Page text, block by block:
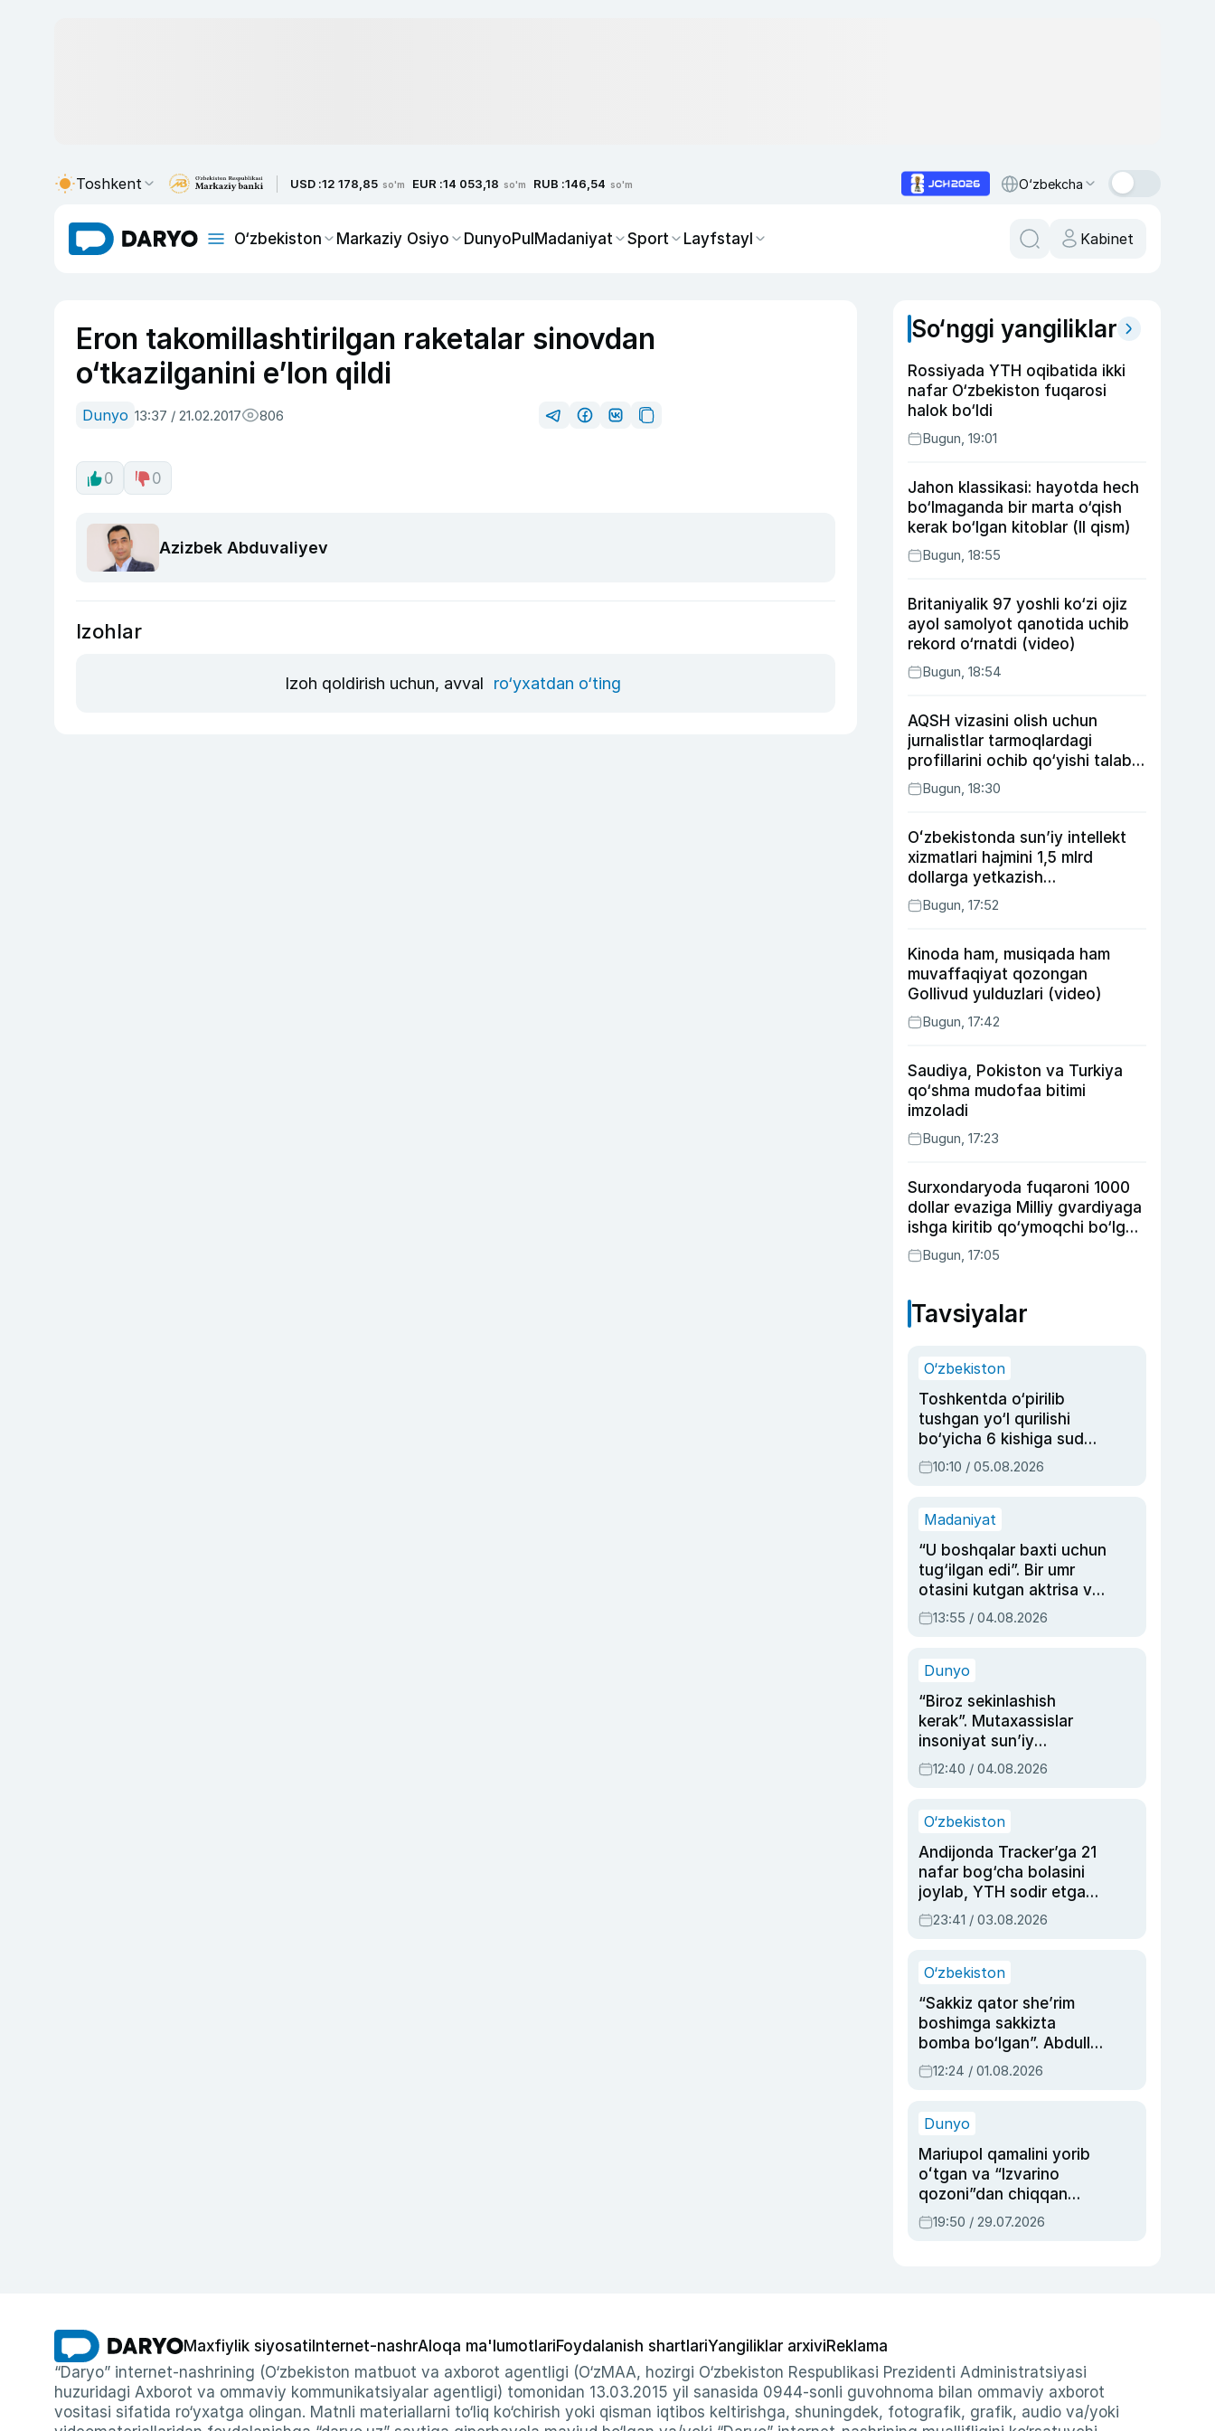
Toshkent USD :12 178,85 so'm EUR :14 053,18 so'm RUB :146,54 so'm O‘zbekcha
O‘zbekiston Markaziy Osiyo DunyoPulMadaniyat Sport Layfstayl Kabinet
Eron takomillashtirilgan raketalar sinovdan
o‘tkazilganini e’lon qildi
Dunyo 13:37 / 21.02.2017 806
0 0
Azizbek Abduvaliyev
Izohlar
Izoh qoldirish uchun, avval ro‘yxatdan o‘ting
So‘nggi yangiliklar
Rossiyada YTH oqibatida ikki
nafar O‘zbekiston fuqarosi
halok bo‘ldi
Bugun, 19:01
Jahon klassikasi: hayotda hech
bo‘lmaganda bir marta o‘qish
kerak bo‘lgan kitoblar (II qism)
Bugun, 18:55
Britaniyalik 97 yoshli ko‘zi ojiz
ayol samolyot qanotida uchib
rekord o‘rnatdi (video)
Bugun, 18:54
AQSH vizasini olish uchun
jurnalistlar tarmoqlardagi
profillarini ochib qo‘yishi talab
etilishi mumkin
Bugun, 18:30
Oʻzbekistonda sunʼiy intellekt
xizmatlari hajmini 1,5 mlrd
dollarga yetkazish
rejalashtirilmoqda
Bugun, 17:52
Kinoda ham, musiqada ham
muvaffaqiyat qozongan
Gollivud yulduzlari (video)
Bugun, 17:42
Saudiya, Pokiston va Turkiya
qo‘shma mudofaa bitimi
imzoladi
Bugun, 17:23
Surxondaryoda fuqaroni 1000
dollar evaziga Milliy gvardiyaga
ishga kiritib qo‘ymoqchi bo‘lgan
shaxs ushlandi
Bugun, 17:05
Tavsiyalar
O‘zbekiston
Toshkentda o‘pirilib
tushgan yo‘l qurilishi
bo‘yicha 6 kishiga sud
hukmi o‘qildi
10:10 / 05.08.2026
Madaniyat
“U boshqalar baxti uchun
tug‘ilgan edi”. Bir umr
otasini kutgan aktrisa va
dublyaj ustasi Rimma
Ahmedovaning
13:55 / 04.08.2026
Dunyo
“Biroz sekinlashish
kerak”. Mutaxassislar
insoniyat sun’iy
intellektni boshqara
olmay qolishidan xavotir
12:40 / 04.08.2026
O‘zbekiston
Andijonda Tracker’ga 21
nafar bog‘cha bolasini
joylab, YTH sodir etgan
ayolga sud hukmi o‘qildi
23:41 / 03.08.2026
O‘zbekiston
“Sakkiz qator she’rim
boshimga sakkizta
bomba bo‘lgan”. Abdulla
Oripovni siyosiy
ayblovlardan asrab
12:24 / 01.08.2026
Dunyo
Mariupol qamalini yorib
oʻtgan va “Izvarino
qozoni”dan chiqqan
qahramon — Ukraina
armiyasi bosh
19:50 / 29.07.2026
Maxfiylik siyosati Internet-nashrAloqa ma'lumotlariFoydalanish shartlariYangiliklar arxiviReklama
“Daryo” internet-nashrining (O‘zbekiston matbuot va axborot agentligi (O‘zMAA, hozirgi O‘zbekiston Respublikasi Prezidenti Administratsiyasi
huzuridagi Axborot va ommaviy kommunikatsiyalar agentligi) tomonidan 13.03.2015 yil sanasida 0944-sonli guvohnoma bilan ommaviy axborot
vositasi sifatida ro‘yxatga olingan. Matnli materiallarni to‘liq ko‘chirish yoki qisman iqtibos keltirishga, shuningdek, fotografik, grafik, audio va/yoki